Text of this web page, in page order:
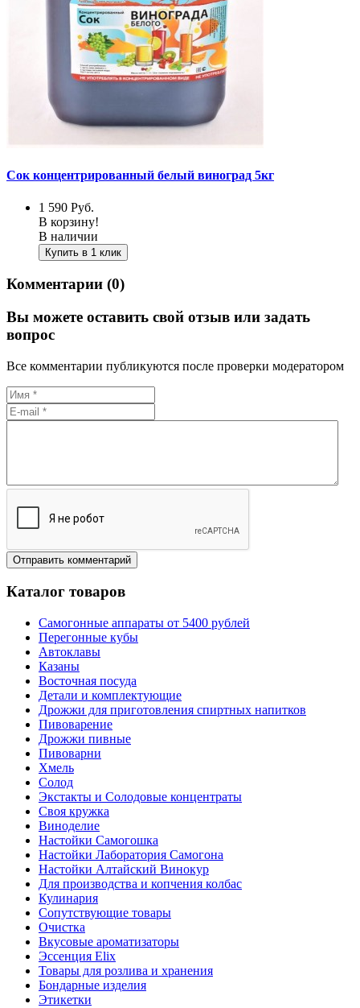
Сок концентрированный белый виноград 5кг
1 590 Руб.
В корзину!
В наличии
Купить в 1 клик
Комментарии (0)
Вы можете оставить свой отзыв или задать
вопрос
Все комментарии публикуются после проверки модератором
Каталог товаров
Самогонные аппараты от 5400 рублей
Перегонные кубы
Автоклавы
Казаны
Восточная посуда
Детали и комплектующие
Дрожжи для приготовления спиртных напитков
Пивоварение
Дрожжи пивные
Пивоварни
Хмель
Солод
Экстакты и Солодовые концентраты
Своя кружка
Виноделие
Настойки Самогошка
Настойки Лаборатория Самогона
Настойки Алтайский Винокур
Для производства и копчения колбас
Кулинария
Сопутствующие товары
Очистка
Вкусовые ароматизаторы
Эссенция Elix
Товары для розлива и хранения
Бондарные изделия
Этикетки